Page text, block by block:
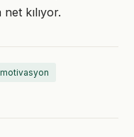
kılıyor.